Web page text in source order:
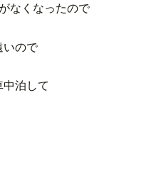
なくなったので
いので
泊して